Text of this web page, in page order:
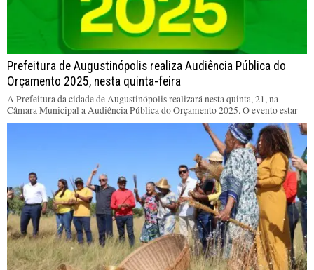
Prefeitura de Augustinópolis realiza Audiência Pública do
Orçamento 2025, nesta quinta-feira
A Prefeitura da cidade de Augustinópolis realizará nesta quinta, 21, na
Câmara Municipal a Audiência Pública do Orçamento 2025. O evento estar